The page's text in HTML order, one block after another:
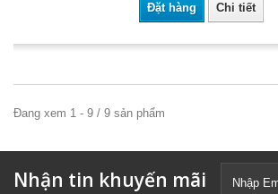
Đặt hàng Chi tiết
Đang xem 1 - 9 / 9 sản phẩm
Nhận tin khuyến mãi